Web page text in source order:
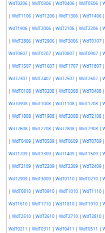
WdT0206| WdT0306| WdT0406| WdT0506|
| WdT1106| WdT1206| WdT1306| WdT1406|
WdT1906| WdT2006| WdT2106| WdT2206|
| WdT2806| WdT2906| WdT3006| WdT0107|
WdT0607| WdT0707| WdT0807| WdT0907|
| WdT1507| WdT1607| WdT1707| WdT1807|
WdT2307| WdT2407| WdT2507| WdT2607|
| WdT0108| WdT0208| WdT0308| WdT0408|
WdT0908| WdT1008| WdT1108| WdT1208|
| WdT1808| WdT1908| WdT2008| WdT2108|
WdT2608| WdT2708| WdT2808| WdT2908|
| WdT0409| WdT0509| WdT0609| WdT0709|
WdT1209| WdT1309| WdT1409| WdT1509|
| WdT2109| WdT2209| WdT2309| WdT2409|
WdT2909| WdT3009| WdT0110| WdT0210|
| WdT0810| WdT0910| WdT1010| WdT1110|
WdT1610| WdT1710| WdT1810| WdT1910|
| WdT2510| WdT2610| WdT2710| WdT2810|
WdT0211 | WdT0311 | WdT0411 | WdT0511 |